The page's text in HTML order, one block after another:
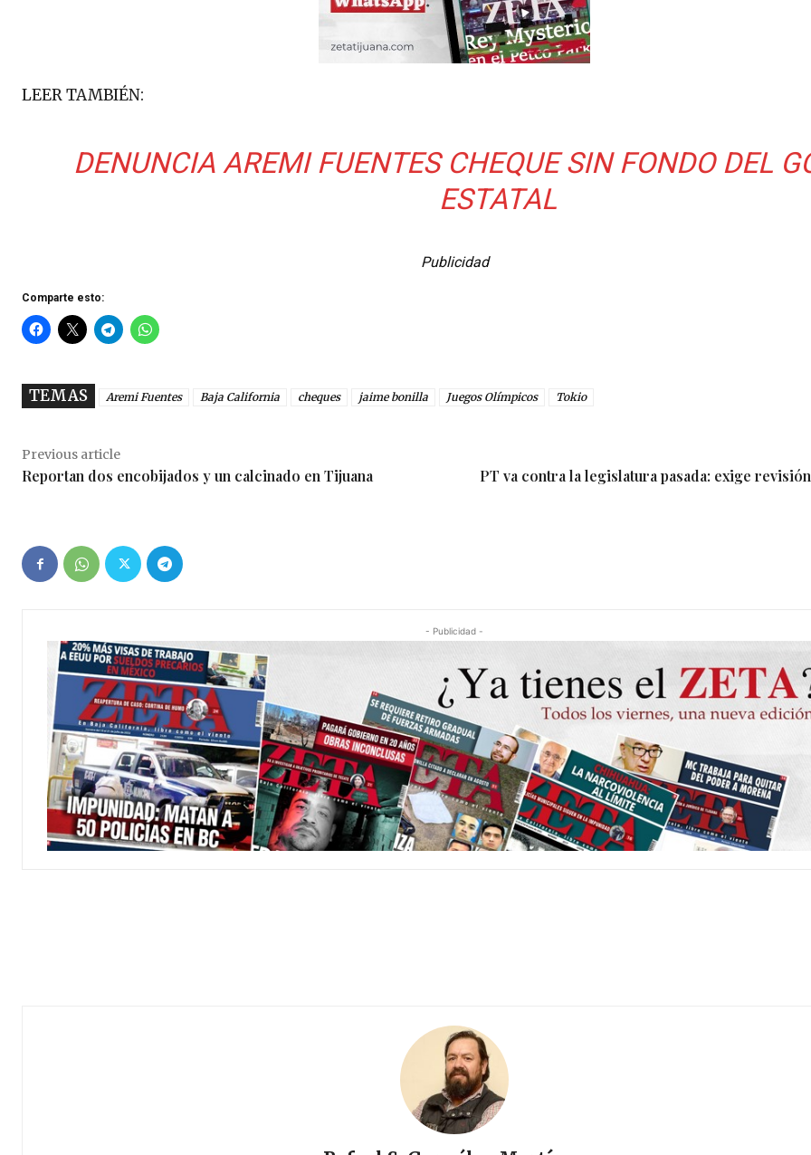
LEER TAMBIÉN:
DENUNCIA AREMI FUENTES CHEQUE SIN FONDO DEL
ESTATAL
Publicidad
Comparte esto:
TEMAS Aremi Fuentes Baja California cheques jaime bonilla Juegos Olímpicos Tokio
Previous article
Reportan dos encobijados y un calcinado en Tijuana PT va contra la legislatura pasada: exige
- Publicidad -